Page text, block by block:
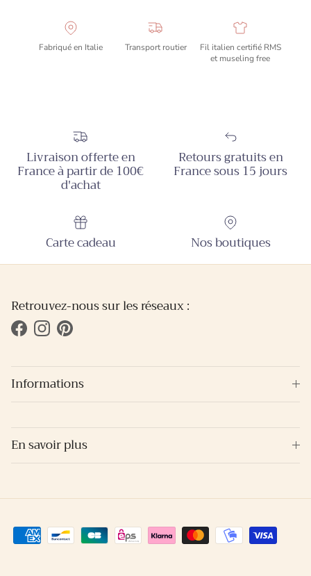
Fabriqué en Italie Transport routier
Fil italien certifié RMS
et museling free
Livraison offerte en
France à partir de 100€
d'achat
Retours gratuits en
France sous 15 jours
Carte cadeau Nos boutiques
Retrouvez-nous sur les réseaux :
FacebookInstagramPinterest
Informations
En savoir plus